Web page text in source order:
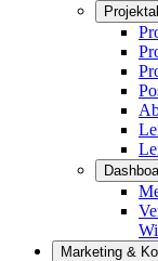
Marketing &